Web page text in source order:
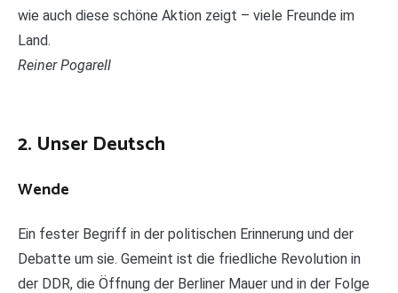
wie auch diese schöne Aktion zeigt – viele Freunde im
Land.
Reiner Pogarell
2. Unser Deutsch
Wende
Ein fester Begriff in der politischen Erinnerung und der
Debatte um sie. Gemeint ist die friedliche Revolution in
der DDR, die Öffnung der Berliner Mauer und in der Folge